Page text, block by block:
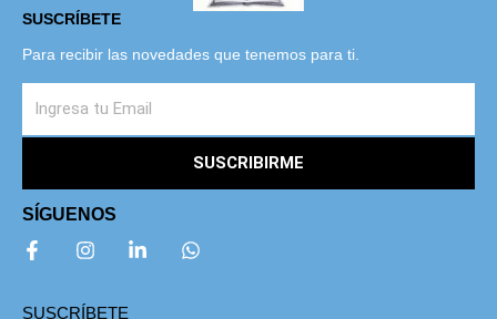
SUSCRÍBETE
Para recibir las novedades que tenemos para ti.
SUSCRIBIRME
SÍGUENOS
SUSCRÍBETE